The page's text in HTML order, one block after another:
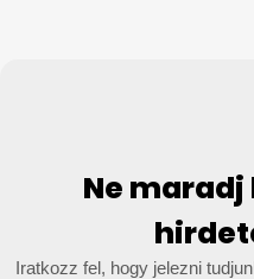
Ne maradj
Iratkozz fel, hogy jelezni